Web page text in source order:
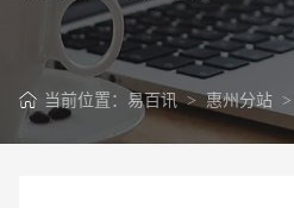
当前位置： 易百讯>惠州分站>